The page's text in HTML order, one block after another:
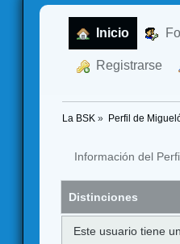
Inicio
Registrarse
La BSK » Perfil de
Información del
Distinciones
Este usuario tiene